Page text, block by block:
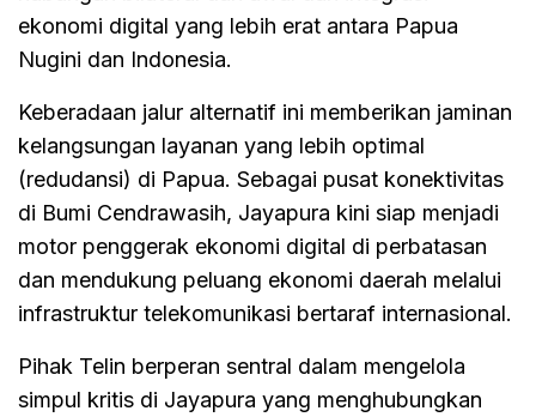
ekonomi digital yang lebih erat antara Papua
Nugini dan Indonesia.
Keberadaan jalur alternatif ini memberikan jaminan
kelangsungan layanan yang lebih optimal
(redudansi) di Papua. Sebagai pusat konektivitas
di Bumi Cendrawasih, Jayapura kini siap menjadi
motor penggerak ekonomi digital di perbatasan
dan mendukung peluang ekonomi daerah melalui
infrastruktur telekomunikasi bertaraf internasional.
Pihak Telin berperan sentral dalam mengelola
simpul kritis di Jayapura yang menghubungkan